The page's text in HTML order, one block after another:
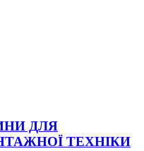
ДЛЯ
ТЕХНІКИ